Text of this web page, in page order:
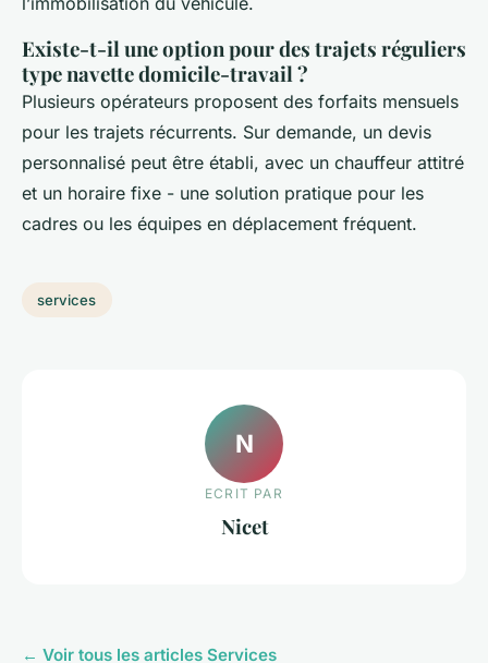
Existe-t-il une option pour des trajets réguliers
type navette domicile-travail ?
Plusieurs opérateurs proposent des forfaits mensuels
pour les trajets récurrents. Sur demande, un devis
personnalisé peut être établi, avec un chauffeur attitré
et un horaire fixe - une solution pratique pour les
cadres ou les équipes en déplacement fréquent.
services
N
ECRIT PAR
Nicet
← Voir tous les articles Services